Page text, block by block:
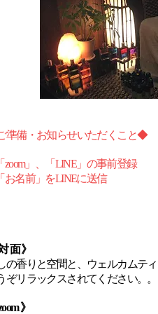
準備・お知らせいただくこと◆
」、「LINE」の事前登録
お名前」をLINEに送信
面 》
の香りと空間と、ウェルカムティ
ぞリラックスされてください。。
》